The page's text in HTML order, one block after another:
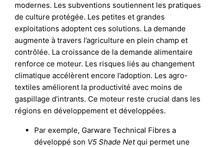
modernes. Les subventions soutiennent les pratiques
de culture protégée. Les petites et grandes
exploitations adoptent ces solutions. La demande
augmente à travers l’agriculture en plein champ et
contrôlée. La croissance de la demande alimentaire
renforce ce moteur. Les risques liés au changement
climatique accélèrent encore l’adoption. Les agro-
textiles améliorent la productivité avec moins de
gaspillage d’intrants. Ce moteur reste crucial dans les
régions en développement et développées.
Par exemple, Garware Technical Fibres a
développé son V5 Shade Netqui permet une